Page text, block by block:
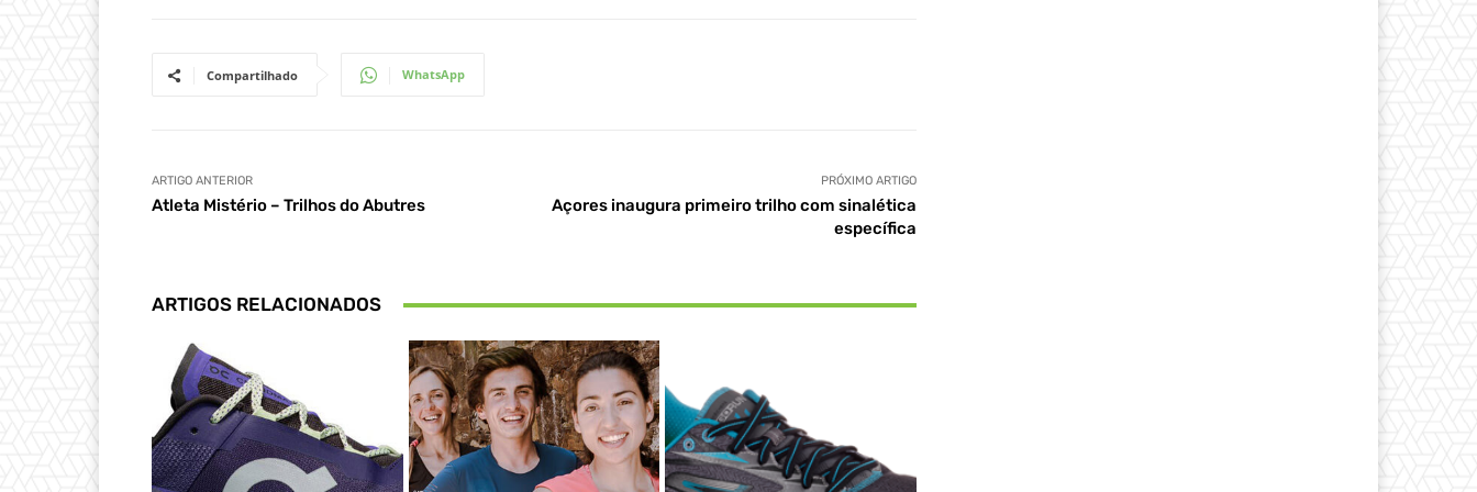
Compartilhado WhatsApp
ARTIGO ANTERIOR
Atleta Mistério – Trilhos do Abutres
PRÓXIMO ARTIGO
Açores inaugura primeiro trilho com sinalética
específica
ARTIGOS RELACIONADOS